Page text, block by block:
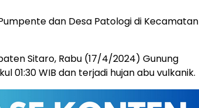
dan Desa Patologi di Kecamatan
Sitaro, Rabu (17/4/2024) Gunung
01:30 WIB dan terjadi hujan abu vulkanik.